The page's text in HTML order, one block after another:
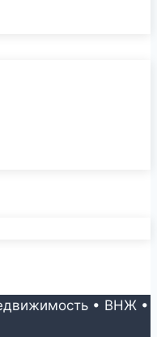
• ВНЖ •